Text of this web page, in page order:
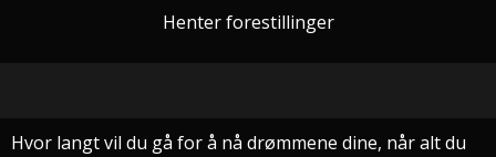
Henter forestillinger
Hvor langt vil du gå for å nå drømmene dine, når alt du